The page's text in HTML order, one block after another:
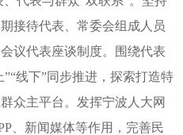
接待代表、常委会组成人员
议代表座谈制度。围绕代表
线下”同步推进，探索打造特
众主平台。发挥宁波人大网
、新闻媒体等作用，完善民